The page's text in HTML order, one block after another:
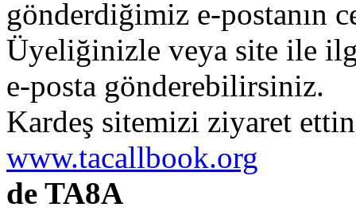
gönderdiğimiz e-postanın
Üyeliğinizle veya site ile
e-posta gönderebilirsiniz.
Kardeş sitemizi ziyaret
www.tacallbook.org
de TA8A